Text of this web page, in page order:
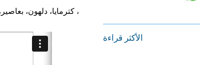
، كترمايا، دلهون،
الأكثر قراءة